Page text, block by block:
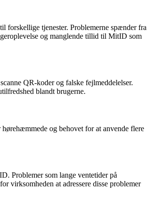
forskellige tjenester. Problemerne spænder fra
og manglende tillid til MitID som
QR-koder og falske fejlmeddelelser.
blandt brugerne.
og behovet for at anvende flere
Problemer som lange ventetider på
virksomheden at adressere disse problemer